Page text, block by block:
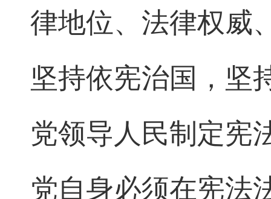
律地位、法律权威
坚持依宪治国，坚
党领导人民制定宪
党自身必须在宪法